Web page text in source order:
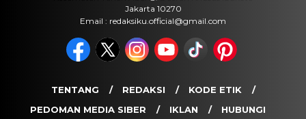
Bagaimana Nasib Sekuel Film Bill
Senin, 10 Agu 2026 - 21:48 WIB
POPULER
Sosok Ini Bongkar Siapa Sebenarnya Dalang Demo 25
Agustus yang Berakhir Ricuh: Bukan Intervensi Asing